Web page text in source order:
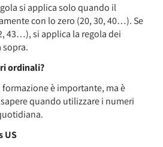
si applica solo quando il
con lo zero (20, 30, 40…). Se
43…), si applica la regola dei
sopra.
ordinali?
formazione è importante, ma è
quando utilizzare i numeri
US